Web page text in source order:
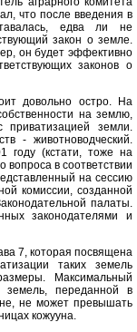
что после введения в
едва ли не
закон о земле.
он будет эффективно
законов о
довольно остро. На
на землю,
приватизацией земли.
- животноводческий.
году (кстати, тоже на
в соответствии
на сессию
комиссии, созданной
палаты.
законодателями и
7, которая посвящена
таких земель
Максимальный
земель, переданной в
не может превышать
кожууна.